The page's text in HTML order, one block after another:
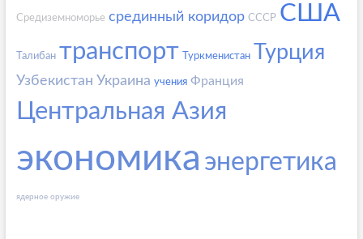
Средиземноморье срединный коридор СССР США
Талибан транспорт Туркменистан Турция
Узбекистан Украина учения Франция
Центральная Азия
экономика энергетика
ядерное оружие